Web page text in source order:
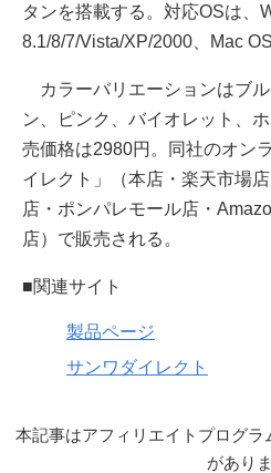
タンを搭載する。対応OSは、
8.1/8/7/Vista/XP/2000、Mac
カラーバリエーションはブ
ン、ピンク、バイオレット、
売価格は2980円。同社のオン
イレクト」（本店・楽天市場
店・ポンパレモール店・
店）で販売される。
■関連サイト
製品ページ
サンワダイレクト
本記事はアフィリエイトプログ
があり